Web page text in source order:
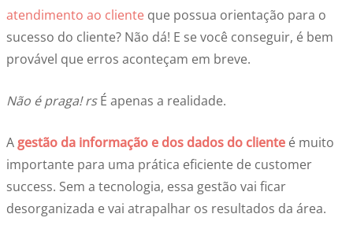
atendimento ao cliente que possua orientação para o
sucesso do cliente? Não dá! E se você conseguir, é bem
provável que erros aconteçam em breve.
Não é praga! rsÉ apenas a realidade.
Agestão da informação e dos dados do cliente é muito
importante para uma prática eficiente de customer
success. Sem a tecnologia, essa gestão vai ficar
desorganizada e vai atrapalhar os resultados da área.